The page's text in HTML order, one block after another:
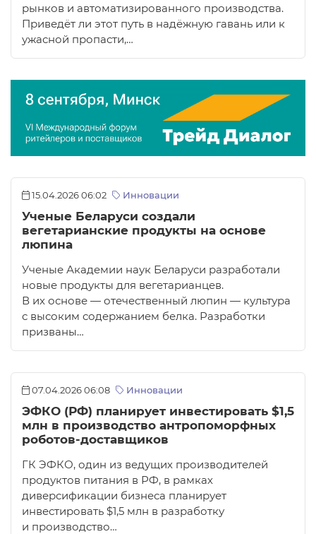
рынков и автоматизированного производства.
Приведёт ли этот путь в надёжную гавань или к
ужасной пропасти,…
15.04.2026 06:02 Инновации
Ученые Беларуси создали
вегетарианские продукты на основе
люпина
Ученые Академии наук Беларуси разработали
новые продукты для вегетарианцев.
В их основе — отечественный люпин — культура
с высоким содержанием белка. Разработки
призваны…
07.04.2026 06:08 Инновации
ЭФКО (РФ) планирует инвестировать $1,5
млн в производство антропоморфных
роботов-доставщиков
ГК ЭФКО, один из ведущих производителей
продуктов питания в РФ, в рамках
диверсификации бизнеса планирует
инвестировать $1,5 млн в разработку
и производство…